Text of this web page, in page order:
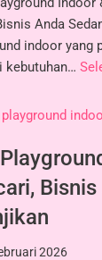
Anda
indoor yang
kebutuhan…
2026